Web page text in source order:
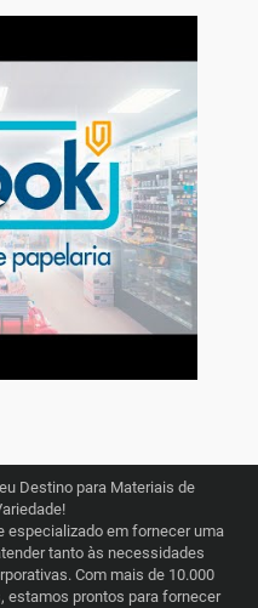
Destino para Materiais de
especializado em fornecer uma
tanto às necessidades
Com mais de 10.000
estamos prontos para fornecer